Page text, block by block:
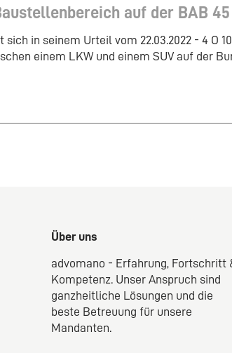
auf der BAB 45
in seinem Urteil vom 22.03.2022 - 4 O
einem LKW und einem SUV auf der
Über uns
advomano - Erfahrung, Fortschritt
Kompetenz. Unser Anspruch sind
ganzheitliche Lösungen und die
beste Betreuung für unsere
Mandanten.